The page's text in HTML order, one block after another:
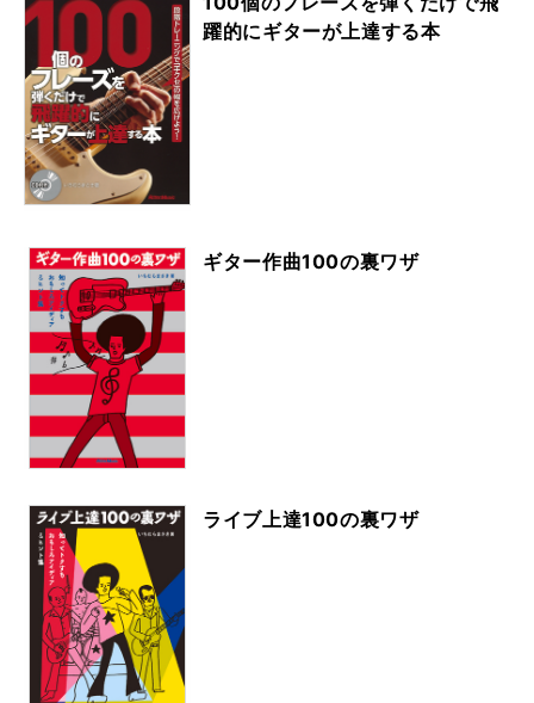
躍的にギターが上達する本
ギター作曲100の裏ワザ
ライブ上達100の裏ワザ